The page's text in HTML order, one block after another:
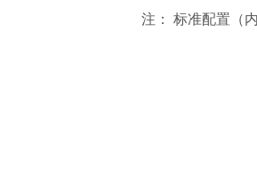
注： 标准配置（